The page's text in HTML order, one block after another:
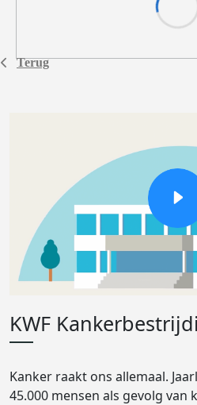
Terug
KWF
Kanker raakt ons allemaal.
45.000 mensen als gevolg van